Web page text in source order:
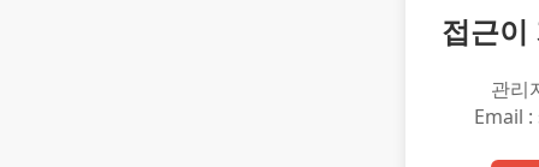
접근이
관리
Email